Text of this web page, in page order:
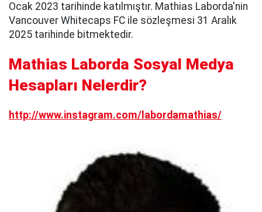
Ocak 2023 tarihinde katılmıştır. Mathias Laborda'nin
Vancouver Whitecaps FC ile sözleşmesi 31 Aralık
2025 tarihinde bitmektedir.
Mathias Laborda Sosyal Medya
Hesapları Nelerdir?
http://www.instagram.com/labordamathias/